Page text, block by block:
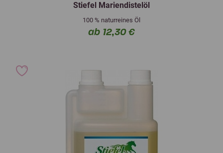
Stiefel Mariendistelöl
100 % naturreines Öl
ab 12,30 €